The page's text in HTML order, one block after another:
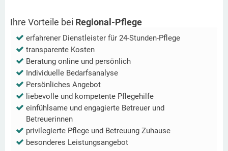
Ihre Vorteile bei Regional-Pflege
erfahrener Dienstleister für 24-Stunden-Pflege
transparente Kosten
Beratung online und persönlich
Individuelle Bedarfsanalyse
Persönliches Angebot
liebevolle und kompetente Pflegehilfe
einfühlsame und engagierte Betreuer und
Betreuerinnen
privilegierte Pflege und Betreuung Zuhause
besonderes Leistungsangebot